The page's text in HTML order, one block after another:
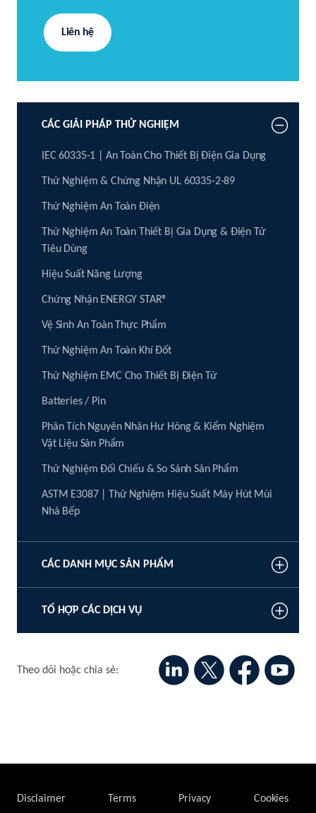
Liên hệ
CÁC GIẢI PHÁP THỬ NGHIỆM
IEC 60335-1 | An Toàn Cho Thiết Bị Điện Gia Dụng
Thử Nghiệm & Chứng Nhận UL 60335-2-89
Thử Nghiệm An Toàn Điện
Thử Nghiệm An Toàn Thiết Bị Gia Dụng & Điện Tử
Tiêu Dùng
Hiệu Suất Năng Lượng
Chứng Nhận ENERGY STAR®
Vệ Sinh An Toàn Thực Phẩm
Thử Nghiệm An Toàn Khí Đốt
Thử Nghiệm EMC Cho Thiết Bị Điện Tử
Batteries / Pin
Phân Tích Nguyên Nhân Hư Hỏng & Kiểm Nghiệm
Vật Liệu Sản Phẩm
Thử Nghiệm Đối Chiếu & So Sánh Sản Phẩm
ASTM E3087 | Thử Nghiệm Hiệu Suất Máy Hút Mùi
Nhà Bếp
CÁC DANH MỤC SẢN PHẨM
TỔ HỢP CÁC DỊCH VỤ
Theo dõi hoặc chia sẻ:
Disclaimer Terms Privacy Cookies